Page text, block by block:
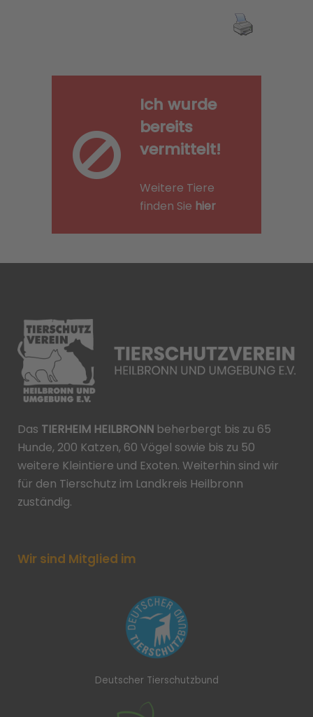
Ich wurde
bereits
vermittelt!
Weitere Tiere
finden Sie hier
Das TIERHEIM HEILBRONN beherbergt bis zu 65
Hunde, 200 Katzen, 60 Vögel sowie bis zu 50
weitere Kleintiere und Exoten. Weiterhin sind wir
für den Tierschutz im Landkreis Heilbronn
zuständig.
Wir sind Mitglied im
Deutscher Tierschutzbund